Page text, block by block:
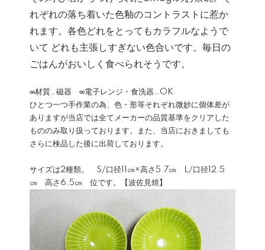
れぞれの落ち着いた色釉のコントラストに惹か
れます。各色どれをとってもカラフルなようで
いて どれも主張しすぎない色合いです。毎日の
ごはんがおいしく食べられそうです。
∞材質…磁器 ∞電子レンジ・食洗器…OK
ひとつ一つ手作業の為、色・形等それぞれ微妙に個体差が
ありますが当店では全てメーカーの品質基準をクリアした
もののみ取り扱っております。また、当店におきましても
さらに検品した後に出荷しております。
サイズは2種類。 S/口径11㎝×高さ5.7㎝ L/口径12.5
㎝ 高さ6.5㎝ 位です。【波佐見焼】